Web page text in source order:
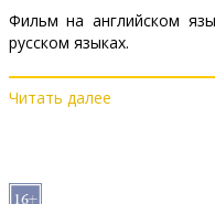
Фильм на английском
русском языках.
Дистрибьютор:
Сайты:
Читать далее